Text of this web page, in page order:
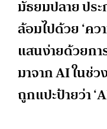
มัธยมปลาย ประ
ล้อมไปด้วย ‘คว
แสนง่ายด้วยก
มาจาก AI ในช่
ถูกแปะป้ายว่า